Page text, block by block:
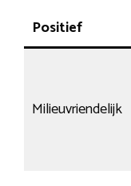
Positief
Milieuvriendelijk